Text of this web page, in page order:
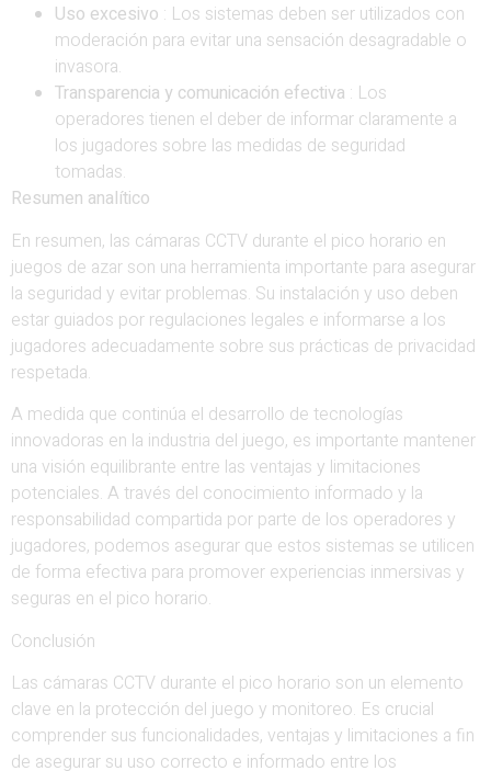
Uso excesivo : Los sistemas deben ser utilizados con
moderación para evitar una sensación desagradable o
invasora.
Transparencia y comunicación efectiva : Los
operadores tienen el deber de informar claramente a
los jugadores sobre las medidas de seguridad
tomadas.
Resumen analítico
En resumen, las cámaras CCTV durante el pico horario en
juegos de azar son una herramienta importante para asegurar
la seguridad y evitar problemas. Su instalación y uso deben
estar guiados por regulaciones legales e informarse a los
jugadores adecuadamente sobre sus prácticas de privacidad
respetada.
A medida que continúa el desarrollo de tecnologías
innovadoras en la industria del juego, es importante mantener
una visión equilibrante entre las ventajas y limitaciones
potenciales. A través del conocimiento informado y la
responsabilidad compartida por parte de los operadores y
jugadores, podemos asegurar que estos sistemas se utilicen
de forma efectiva para promover experiencias inmersivas y
seguras en el pico horario.
Conclusión
Las cámaras CCTV durante el pico horario son un elemento
clave en la protección del juego y monitoreo. Es crucial
comprender sus funcionalidades, ventajas y limitaciones a fin
de asegurar su uso correcto e informado entre los